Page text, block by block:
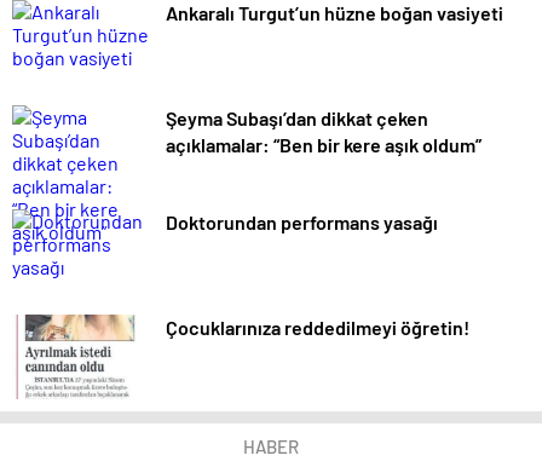
Ankaralı Turgut’un hüzne boğan vasiyeti
Şeyma Subaşı’dan dikkat çeken
açıklamalar: “Ben bir kere aşık oldum”
Doktorundan performans yasağı
Çocuklarınıza reddedilmeyi öğretin!
HABER